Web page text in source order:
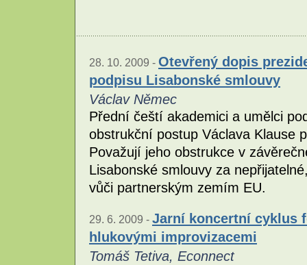
28. 10. 2009 - Otevřený dopis
podpisu Lisabonské smlouvy
Václav Němec
Přední čeští akademici a umělci
obstrukční postup Václava Klause
Považují jeho obstrukce v
Lisabonské smlouvy za
vůči partnerským zemím EU.
29. 6. 2009 - Jarní koncertní cyklus
hlukovými improvizacemi
Tomáš Tetiva, Econnect